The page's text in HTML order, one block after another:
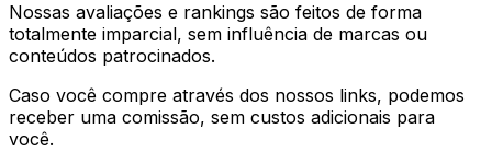
Nossas avaliações e rankings são feitos de forma
totalmente imparcial, sem influência de marcas ou
conteúdos patrocinados.
Caso você compre através dos nossos links, podemos
receber uma comissão, sem custos adicionais para
você.